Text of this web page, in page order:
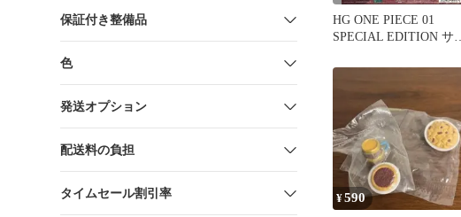
保証付き整備品
色
発送オプション
配送料の負担
タイムセール割引率
HG ONE PIECE 01
SPECIAL EDITION サン
¥590